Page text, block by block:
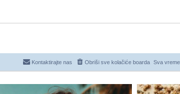
Sva
Obriši sve kolačiće boarda
Kontaktirajte nas